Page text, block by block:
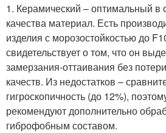
1. Керамический – оптимальный
качества материал. Есть
изделия с морозостойкостью до
свидетельствует о том, что он
замерзания-оттаивания без
качеств. Из недостатков –
гигроскопичность (до 12%),
рекомендуют дополнительно
гиброфобным составом.